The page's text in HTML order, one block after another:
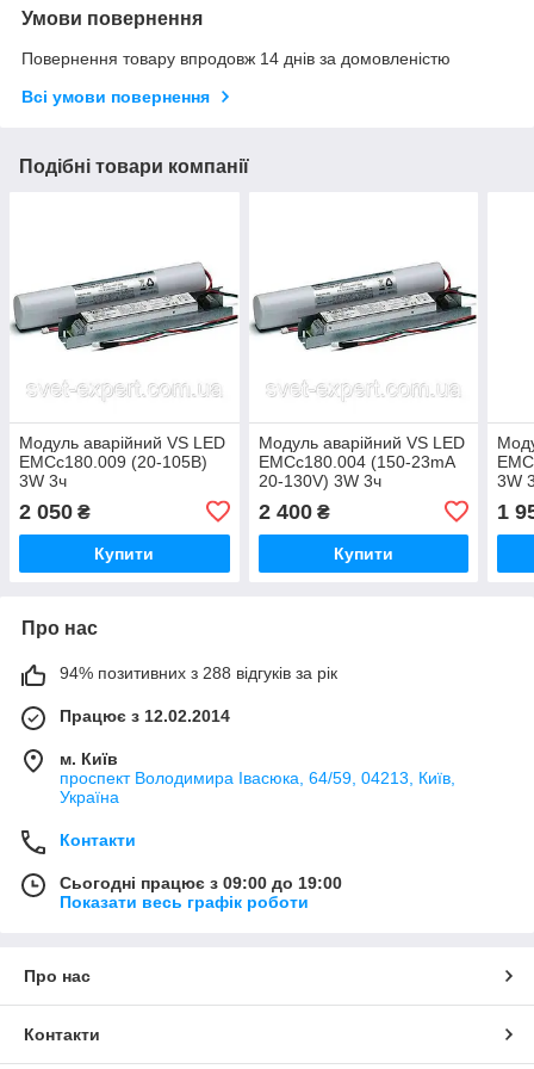
Умови повернення
Повернення товару впродовж 14 днів за домовленістю
Всі умови повернення
Подібні товари компанії
Модуль аварійний VS LED
EMCc180.009 (20-105В)
3W 3ч
2 050 ₴
Купити
Модуль аварійний VS LED
EMCc180.004 (150-23mA
20-130V) 3W 3ч
2 400₴
Купити
3W
1
Про нас
94% позитивних з 288 відгуків за рік
Працює з 12.02.2014
м. Київ
проспект Володимира Івасюка, 64/59, 04213, Київ,
Україна
Контакти
Сьогодні працює з 09:00 до 19:00
Показати весь графік роботи
Про нас
Контакти